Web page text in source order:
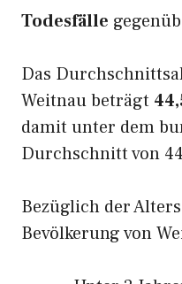
Todesfälle
Das
Weitnau beträgt
damit unter dem
Durchschnitt von
Bezüglich der
Bevölkerung von